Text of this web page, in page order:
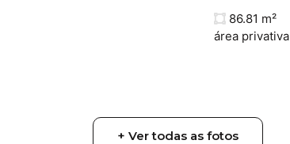
86.81 m²
área privativa
+ Ver todas as fotos